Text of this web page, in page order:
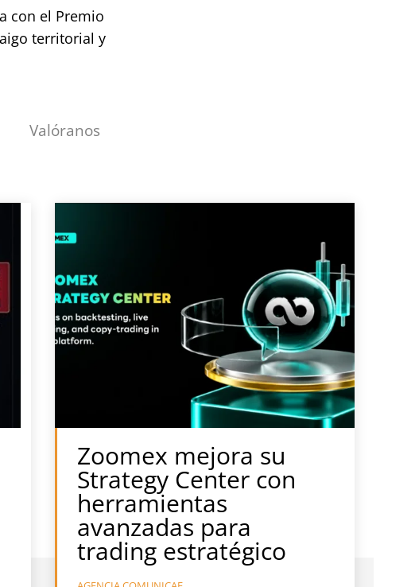
con el Premio
territorial y
Valóranos
Zoomex mejora su
Strategy Center con
herramientas
avanzadas para
trading estratégico